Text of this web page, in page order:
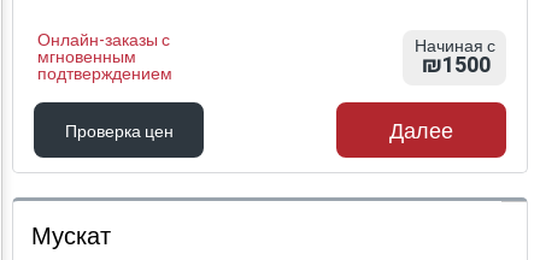
Онлайн-заказы с
мгновенным
подтверждением
Начиная с
₪1500
Проверка цен
Проверка цен
Далее
Мускат